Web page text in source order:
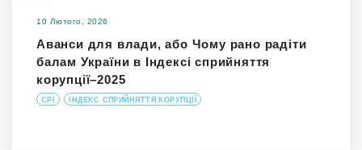
10 Лютого, 2026
Аванси для влади, або Чому рано радіти
балам України в Індексі сприйняття
корупції–2025
CPI ІНДЕКС СПРИЙНЯТТЯ КОРУПЦІЇ